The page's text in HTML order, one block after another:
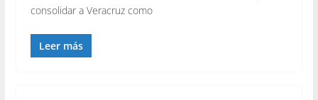
consolidar a Veracruz como
Leer más